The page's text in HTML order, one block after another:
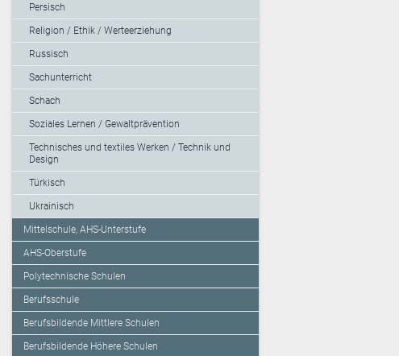
Persisch
Religion / Ethik / Werteerziehung
Russisch
Sachunterricht
Schach
Soziales Lernen / Gewaltprävention
Technisches und textiles Werken / Technik und
Design
Türkisch
Ukrainisch
Mittelschule, AHS-Unterstufe
AHS-Oberstufe
Polytechnische Schulen
Berufsschule
Berufsbildende Mittlere Schulen
Berufsbildende Höhere Schulen